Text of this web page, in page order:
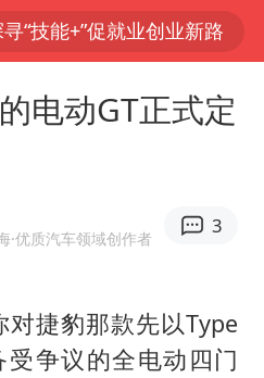
24小时不关空调 电费反而更低？
退回1000亿美元关税
李亚鹏向地铁吐血女孩捐99999元
“天津之眼”摩天轮附近2人落水
沙特否认与胡塞武装举行会谈
电动GT正式定
·优质汽车领域创作者
3
捷豹那款先以Type
受争议的全电动四门